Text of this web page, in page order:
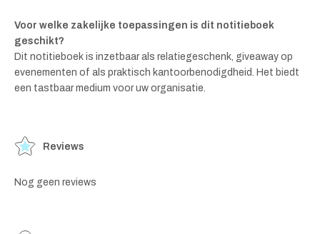
Voor welke zakelijke toepassingen is dit notitieboek
geschikt?
Dit notitieboek is inzetbaar als relatiegeschenk, giveaway op
evenementen of als praktisch kantoorbenodigdheid. Het biedt
een tastbaar medium voor uw organisatie.
Reviews
Nog geen reviews